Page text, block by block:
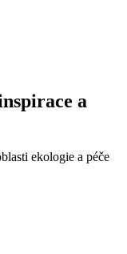
a
ekologie a péče